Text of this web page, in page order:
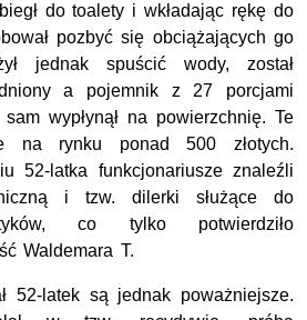
do toalety i wkładając rękę do
pozbyć się obciążających go
jednak spuścić wody, został
a pojemnik z 27 porcjami
wypłynął na powierzchnię. Te
na rynku ponad 500 złotych.
52-latka funkcjonariusze znaleźli
i tzw. dilerki służące do
co tylko potwierdziło
Waldemara T.
52-latek są jednak poważniejsze.